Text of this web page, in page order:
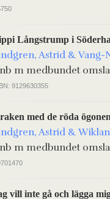
Långstrump i
Astrid &
m medbundet
9129630355
med de röda ögonen
Astrid &
m medbundet
vill inte gå och lägga